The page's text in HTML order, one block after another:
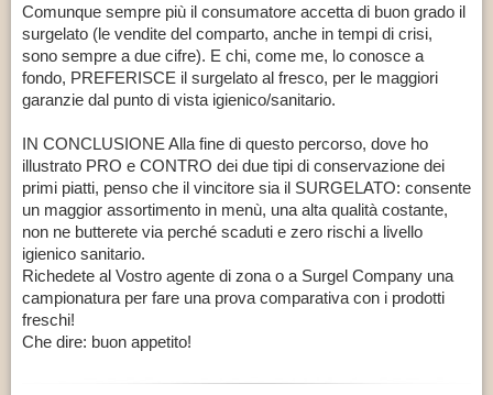
Comunque sempre più il consumatore accetta di buon grado il
surgelato (le vendite del comparto, anche in tempi di crisi,
sono sempre a due cifre). E chi, come me, lo conosce a
fondo, PREFERISCE il surgelato al fresco, per le maggiori
garanzie dal punto di vista igienico/sanitario.
IN CONCLUSIONE Alla fine di questo percorso, dove ho
illustrato PRO e CONTRO dei due tipi di conservazione dei
primi piatti, penso che il vincitore sia il SURGELATO: consente
un maggior assortimento in menù, una alta qualità costante,
non ne butterete via perché scaduti e zero rischi a livello
igienico sanitario.
Richedete al Vostro agente di zona o a Surgel Company una
campionatura per fare una prova comparativa con i prodotti
freschi!
Che dire: buon appetito!